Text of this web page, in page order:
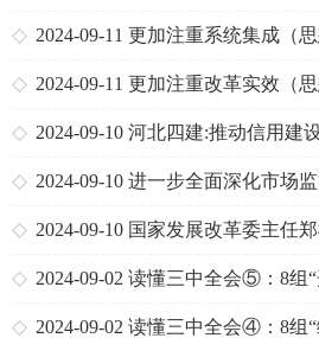
2024-09-11 更加注重系统集成（思
2024-09-11 更加注重改革实效（思
2024-09-10 河北四建:推动信用建
2024-09-10 进一步全面深化市场
质量发展——访国家市场监督管
2024-09-10 国家发展改革委主任
体系
2024-09-02 读懂三中全会⑤：8组
2024-09-02 读懂三中全会④：8组